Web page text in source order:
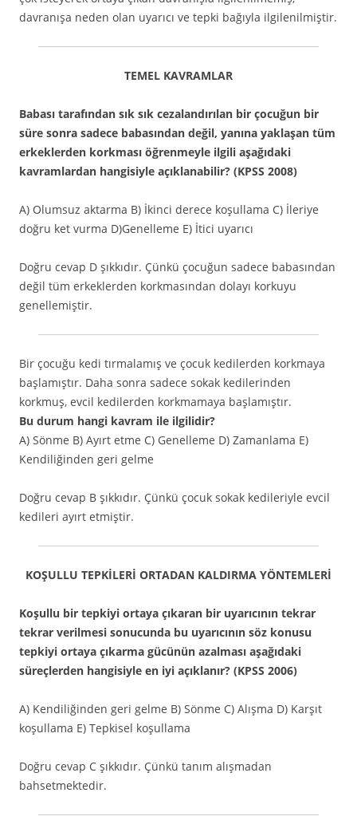
davranışa neden olan uyarıcı ve tepki bağıyla ilgilenilmiştir.
TEMEL KAVRAMLAR
Babası tarafından sık sık cezalandırılan bir çocuğun bir
süre sonra sadece babasından değil, yanına yaklaşan tüm
erkeklerden korkması öğrenmeyle ilgili aşağıdaki
kavramlardan hangisiyle açıklanabilir? (KPSS 2008)
A) Olumsuz aktarma B) İkinci derece koşullama C) İleriye
doğru ket vurma D)Genelleme E) İtici uyarıcı
Doğru cevap D şıkkıdır. Çünkü çocuğun sadece babasından
değil tüm erkeklerden korkmasından dolayı korkuyu
genellemiştir.
Bir çocuğu kedi tırmalamış ve çocuk kedilerden korkmaya
başlamıştır. Daha sonra sadece sokak kedilerinden
korkmuş, evcil kedilerden korkmamaya başlamıştır.
Bu durum hangi kavram ile ilgilidir?
A) Sönme B) Ayırt etme C) Genelleme D) Zamanlama E)
Kendiliğinden geri gelme
Doğru cevap B şıkkıdır. Çünkü çocuk sokak kedileriyle evcil
kedileri ayırt etmiştir.
KOŞULLU TEPKİLERİ ORTADAN KALDIRMA YÖNTEMLERİ
Koşullu bir tepkiyi ortaya çıkaran bir uyarıcının tekrar
tekrar verilmesi sonucunda bu uyarıcının söz konusu
tepkiyi ortaya çıkarma gücünün azalması aşağıdaki
süreçlerden hangisiyle en iyi açıklanır? (KPSS 2006)
A) Kendiliğinden geri gelme B) Sönme C) Alışma D) Karşıt
koşullama E) Tepkisel koşullama
Doğru cevap C şıkkıdır. Çünkü tanım alışmadan
bahsetmektedir.